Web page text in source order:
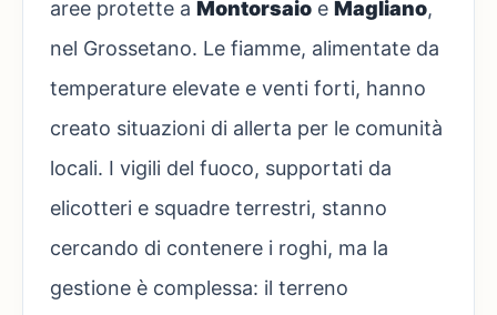
aree protette a Montorsaio e Magliano,
nel Grossetano. Le fiamme, alimentate da
temperature elevate e venti forti, hanno
creato situazioni di allerta per le comunità
locali. I vigili del fuoco, supportati da
elicotteri e squadre terrestri, stanno
cercando di contenere i roghi, ma la
gestione è complessa: il terreno